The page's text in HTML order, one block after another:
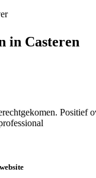
in Casteren
Positief